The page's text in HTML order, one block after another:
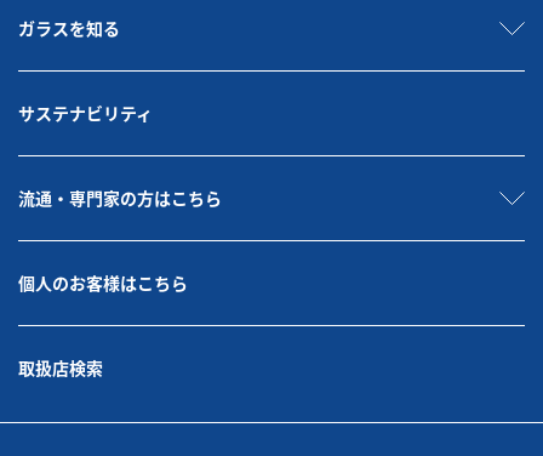
ガラスを知る
サステナビリティ
流通・専門家の方はこちら
個人のお客様はこちら
取扱店検索